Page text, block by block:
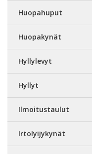
Huopahuput
Huopakynät
Hyllylevyt
Hyllyt
Ilmoitustaulut
Irtolyijykynät